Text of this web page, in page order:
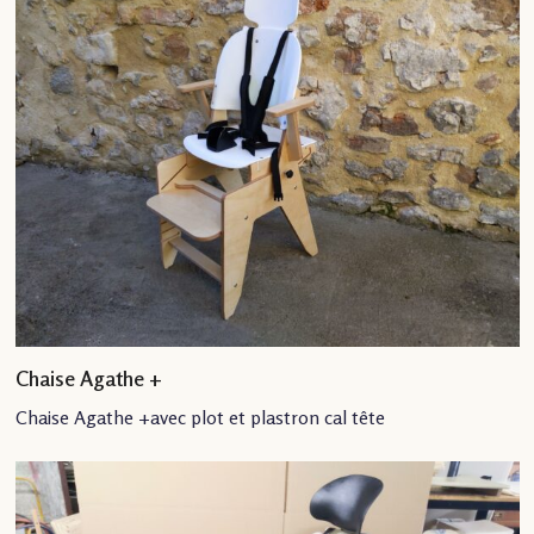
Chaise Agathe +
Chaise Agathe +avec plot et plastron cal tête